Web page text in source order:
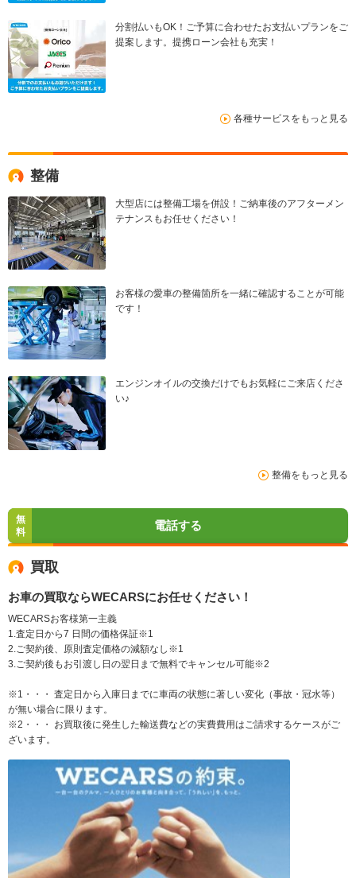
分割払いもOK！ご予算に合わせたお支払いプランをご
提案します。提携ローン会社も充実！
各種サービスをもっと見る
整備
大型店には整備工場を併設！ご納車後のアフターメン
テナンスもお任せください！
お客様の愛車の整備箇所を一緒に確認することが可能
です！
エンジンオイルの交換だけでもお気軽にご来店くださ
い♪
整備をもっと見る
無
料
電話する
買取
お車の買取ならWECARSにお任せください！
WECARSお客様第一主義
1.査定日から7 日間の価格保証※1
2.ご契約後、原則査定価格の減額なし※1
3.ご契約後もお引渡し日の翌日まで無料でキャンセル可能※2
※1・・・ 査定日から入庫日までに車両の状態に著しい変化（事故・冠水等）
が無い場合に限ります。
※2・・・ お買取後に発生した輸送費などの実費費用はご請求するケースがご
ざいます。